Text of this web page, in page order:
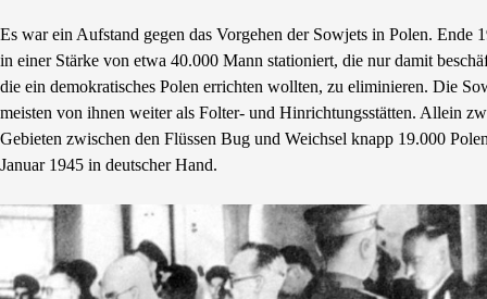
Es war ein Aufstand gegen das Vorgehen der Sowjets in Polen.
in einer Stärke von etwa 40.000 Mann stationiert, die nur damit
die ein demokratisches Polen errichten wollten, zu eliminieren. Die
meisten von ihnen weiter als Folter- und Hinrichtungsstätten. Allein
Gebieten zwischen den Flüssen Bug und Weichsel knapp 19.000
Januar 1945 in deutscher Hand.